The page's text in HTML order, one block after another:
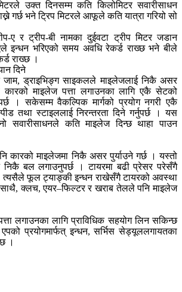
उक्त दिनसम्म कति किलोमिटर सवारीसाधन
गर्छ भने ट्रिप मिटरले आफूले कति यात्रा गरियो सो
ए र ट्रीप-बी नामका दुईवटा ट्रीप मिटर जडान
इन्धन भरिएको समय अवधि रेकर्ड राख्छ भने बीले
राख्छ ।
दिने
जाम, ड्राइभिङ्ग साइकलले माइलेजलाई निकै असर
कारको माइलेज पत्ता लगाउनका लागि एकै सेटको
। सकेसम्म वैकल्पिक मार्गको प्रयोग नगरी एकै
तथा स्टाइललाई निरन्तरता दिने गर्नुपर्छ । यस
सवारीसाधनले कति माइलेज दिन्छ थाहा पाउन
कारको माइलेजमा निकै असर पुर्याउने गर्छ । यस्तो
निकै बल लगाउनुपर्छ । टायरमा बढी प्रेसर परेसँगै
त्यसैले फूल ट्याङ्की इन्धन राखेसँगै टायरको अवस्था
क्लच, एयर–फिल्टर र खराब तेलले पनि माइलेज
लगाउनका लागि प्राविधिक सहयोग लिन सकिन्छ
एपको प्रयोगमार्फत् इन्धन, सर्भिस सेड्यूललगायतका
।